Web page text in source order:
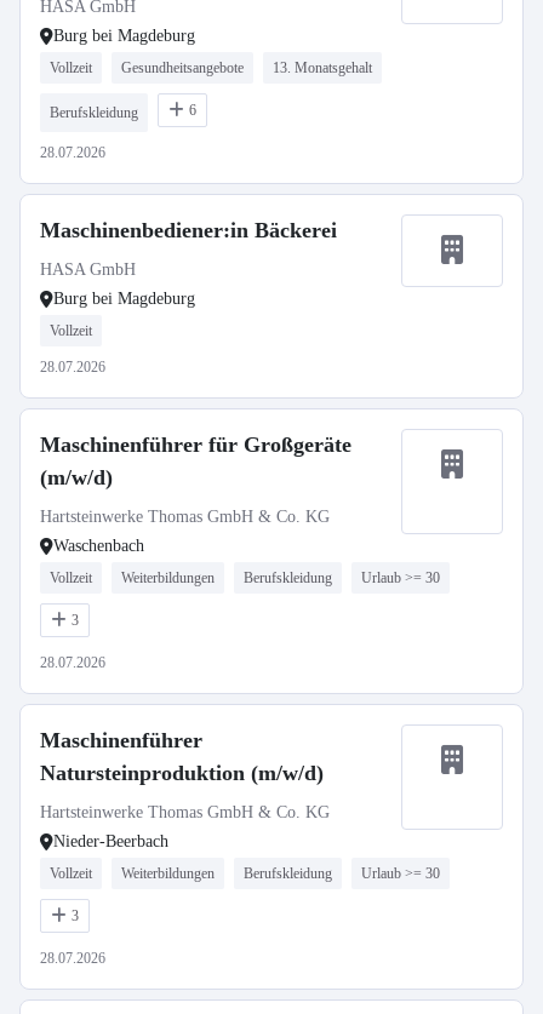
HASA GmbH
Burg bei Magdeburg
Vollzeit Gesundheitsangebote 13. Monatsgehalt
Berufskleidung 6
28.07.2026
Maschinenbediener:in Bäckerei
HASA GmbH
Burg bei Magdeburg
Vollzeit
28.07.2026
Maschinenführer für Großgeräte
(m/w/d)
Hartsteinwerke Thomas GmbH & Co. KG
Waschenbach
Vollzeit Weiterbildungen Berufskleidung Urlaub >= 30
3
28.07.2026
Maschinenführer
Natursteinproduktion (m/w/d)
Hartsteinwerke Thomas GmbH & Co. KG
Nieder-Beerbach
Vollzeit Weiterbildungen Berufskleidung Urlaub >= 30
3
28.07.2026